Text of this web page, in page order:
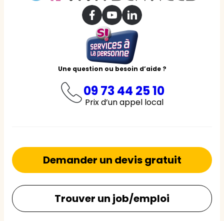
Une question ou besoin d’aide ?
09 73 44 25 10
Prix d’un appel local
Demander un devis gratuit
Trouver un job/emploi